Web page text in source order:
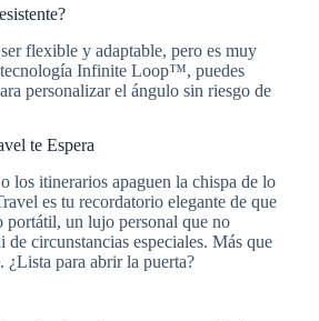
flexible y adaptable, pero es muy
tecnología Infinite Loop™, puedes
personalizar el ángulo sin riesgo de
te Espera
los itinerarios apaguen la chispa de lo
es tu recordatorio elegante de que
portátil, un lujo personal que no
de circunstancias especiales. Más que
¿Lista para abrir la puerta?